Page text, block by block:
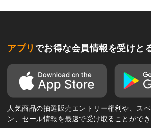
アプリ でお得な会員情報を受けと
人気商品の抽選販売エントリー権利や、ス
ン、セール情報を最速で受け取ることができ